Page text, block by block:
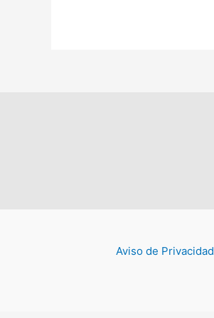
Aviso de Privacidad